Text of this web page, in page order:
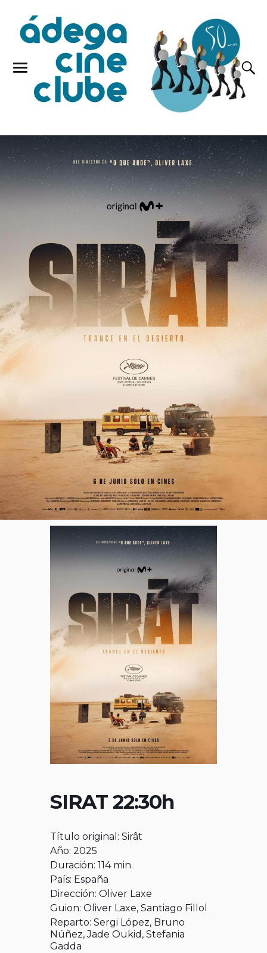
SIRAT 22:30h
Título original: Sirât
Año: 2025
Duración: 114 min.
País: España
Dirección: Oliver Laxe
Guion: Oliver Laxe, Santiago Fillol
Reparto: Sergi López, Bruno
Núñez, Jade Oukid, Stefania
Gadda